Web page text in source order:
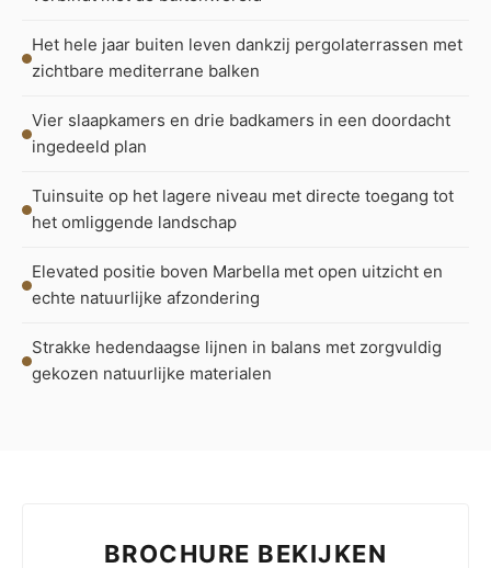
Het hele jaar buiten leven dankzij pergolaterrassen met
zichtbare mediterrane balken
Vier slaapkamers en drie badkamers in een doordacht
ingedeeld plan
Tuinsuite op het lagere niveau met directe toegang tot
het omliggende landschap
Elevated positie boven Marbella met open uitzicht en
echte natuurlijke afzondering
Strakke hedendaagse lijnen in balans met zorgvuldig
gekozen natuurlijke materialen
BROCHURE BEKIJKEN